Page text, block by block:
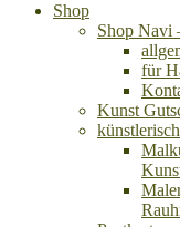
Shop
Shop Navi
für
Kunst